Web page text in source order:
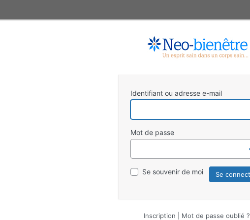
Identifiant ou adresse e-mail
Mot de passe
Se souvenir de moi
Inscription Mot de passe oublié ?